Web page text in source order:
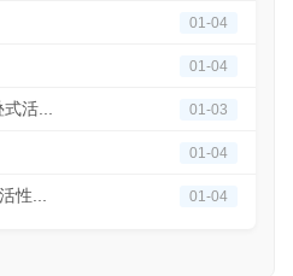
01-04
01-04
活... 01-03
01-04
性... 01-04